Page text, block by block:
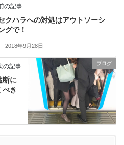
の記事
クハラへの対処はアウトソーシ
グで！
2018年9月28日
ブログ
の記事
断に
べき